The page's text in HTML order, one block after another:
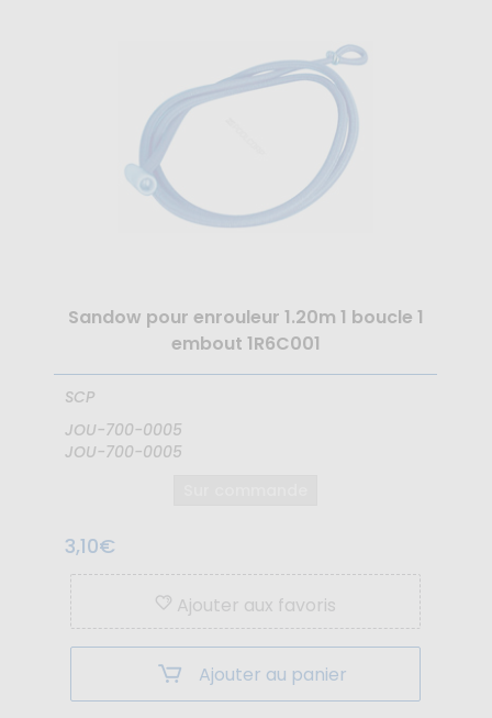
Sandow pour enrouleur 1.20m 1 boucle 1
embout 1R6C001
SCP
JOU-700-0005
JOU-700-0005
3,10€
Ajouter aux favoris
Ajouter au panier